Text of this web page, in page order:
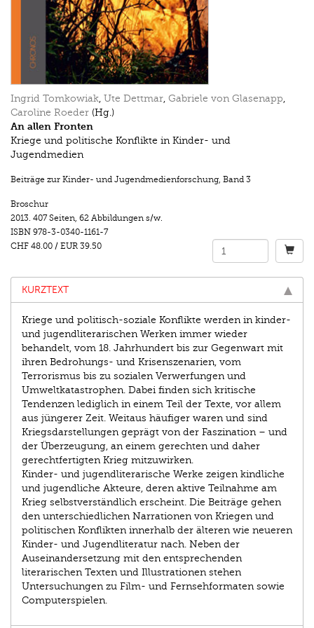
Ingrid Tomkowiak, Ute Dettmar, Gabriele von Glasenapp,
Caroline Roeder (Hg.)
An allen Fronten
Kriege und politische Konflikte in Kinder- und
Jugendmedien
Beiträge zur Kinder- und Jugendmedienforschung, Band 3
Broschur
2013. 407 Seiten, 62 Abbildungen s/w.
ISBN 978-3-0340-1161-7
CHF 48.00 / EUR 39.50
KURZTEXT
Kriege und politisch-soziale Konflikte werden in kinder-
und jugendliterarischen Werken immer wieder
behandelt, vom 18. Jahrhundert bis zur Gegenwart mit
ihren Bedrohungs- und Krisenszenarien, vom
Terrorismus bis zu sozialen Verwerfungen und
Umweltkatastrophen. Dabei finden sich kritische
Tendenzen lediglich in einem Teil der Texte, vor allem
aus jüngerer Zeit. Weitaus häufiger waren und sind
Kriegsdarstellungen geprägt von der Faszination – und
der Überzeugung, an einem gerechten und daher
gerechtfertigten Krieg mitzuwirken.
Kinder- und jugendliterarische Werke zeigen kindliche
und jugendliche Akteure, deren aktive Teilnahme am
Krieg selbstverständlich erscheint. Die Beiträge gehen
den unterschiedlichen Narrationen von Kriegen und
politischen Konflikten innerhalb der älteren wie neueren
Kinder- und Jugendliteratur nach. Neben der
Auseinandersetzung mit den entsprechenden
literarischen Texten und Illustrationen stehen
Untersuchungen zu Film- und Fernsehformaten sowie
Computerspielen.